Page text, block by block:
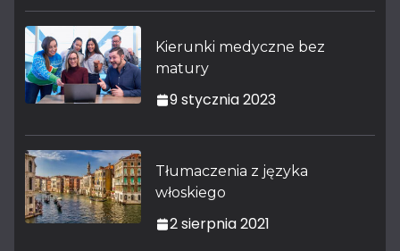
Kierunki medyczne bez
matury
9 stycznia 2023
Tłumaczenia z języka
włoskiego
2 sierpnia 2021